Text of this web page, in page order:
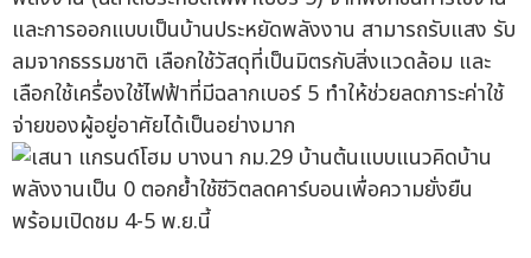
และการออกแบบเป็นบ้านประหยัดพลังงาน สามารถรับแสง รับ
ลมจากธรรมชาติ เลือกใช้วัสดุที่เป็นมิตรกับสิ่งแวดล้อม และ
เลือกใช้เครื่องใช้ไฟฟ้าที่มีฉลากเบอร์ 5 ทำให้ช่วยลดภาระค่าใช้
จ่ายของผู้อยู่อาศัยได้เป็นอย่างมาก